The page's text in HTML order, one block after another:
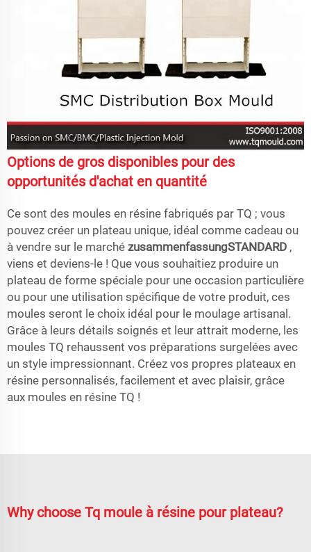
Options de gros disponibles pour des
opportunités d'achat en quantité
Ce sont des moules en résine fabriqués par TQ ; vous
pouvez créer un plateau unique, idéal comme cadeau ou
à vendre sur le marché zusammenfassungSTANDARD ,
viens et deviens-le ! Que vous souhaitiez produire un
plateau de forme spéciale pour une occasion particulière
ou pour une utilisation spécifique de votre produit, ces
moules seront le choix idéal pour le moulage artisanal.
Grâce à leurs détails soignés et leur attrait moderne, les
moules TQ rehaussent vos préparations surgelées avec
un style impressionnant. Créez vos propres plateaux en
résine personnalisés, facilement et avec plaisir, grâce
aux moules en résine TQ !
Why choose Tq moule à résine pour plateau?